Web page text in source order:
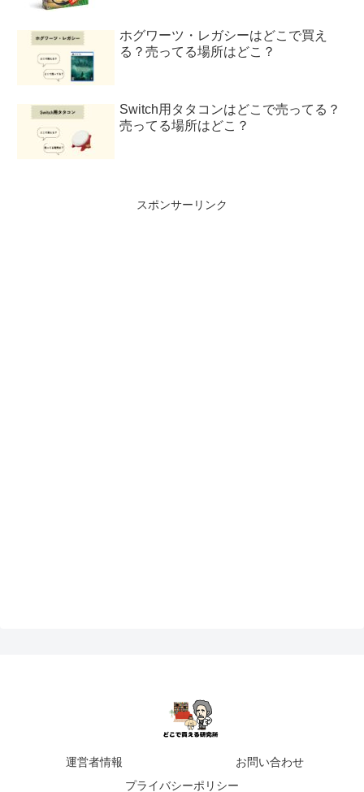
ホグワーツ・レガシーはどこで買え
る？売ってる場所はどこ？
Switch用タタコンはどこで売ってる？
売ってる場所はどこ？
スポンサーリンク
運営者情報
お問い合わせ
プライバシーポリシー